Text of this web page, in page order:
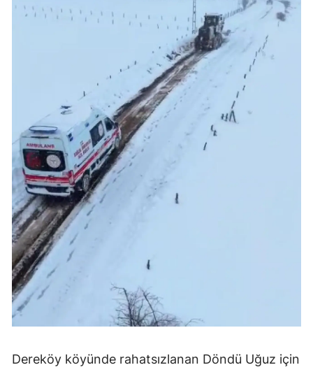
Dereköy köyünde rahatsızlanan Döndü Uğuz için